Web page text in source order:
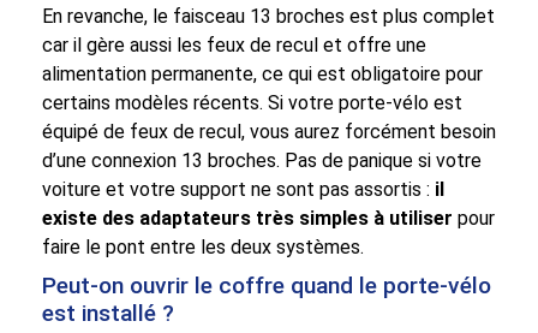
En revanche, le faisceau 13 broches est plus complet
car il gère aussi les feux de recul et offre une
alimentation permanente, ce qui est obligatoire pour
certains modèles récents. Si votre porte-vélo est
équipé de feux de recul, vous aurez forcément besoin
d’une connexion 13 broches. Pas de panique si votre
voiture et votre support ne sont pas assortis : il
existe des adaptateurs très simples à utiliser pour
faire le pont entre les deux systèmes.
Peut-on ouvrir le coffre quand le porte-vélo
est installé ?